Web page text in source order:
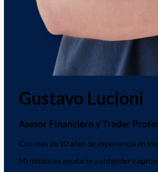
Gustavo Lucioni
Asesor Financiero y Trader
Con más de 10 años de experiencia en
Mi misión es ayudarte a entender y